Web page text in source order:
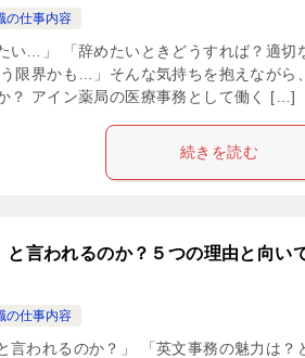
の仕事内容
い…」 「辞めたいときどうすれば？適切
限界かも…」そんな気持ちを抱えながら
？ アイン薬局の医療事務として働く […]
続きを読む
言われるのか？５つの理由と向い
の仕事内容
言われるのか？」 「英文事務の魅力は？